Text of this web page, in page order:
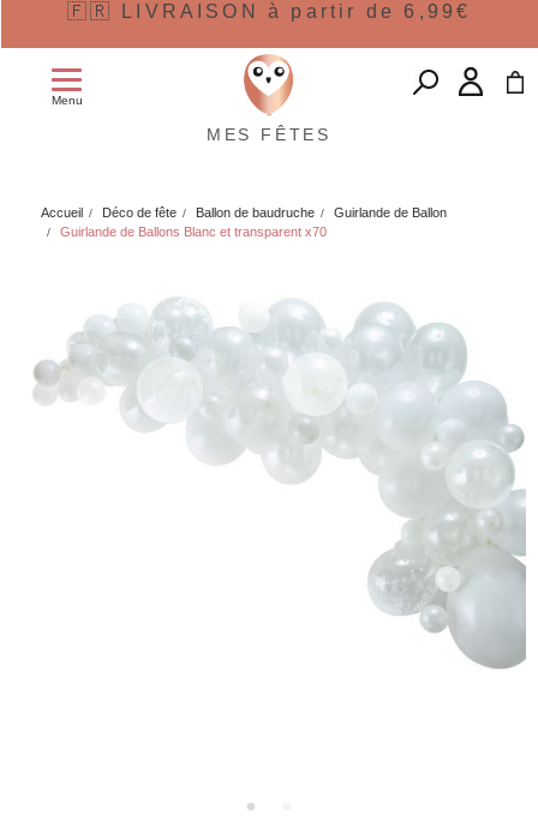
🇫🇷 LIVRAISON à partir de 6,99€
Menu
MES FÊTES
Accueil Déco de fête Ballon de baudruche
Guirlande de Ballon
Guirlande de Ballons Blanc et transparent x70